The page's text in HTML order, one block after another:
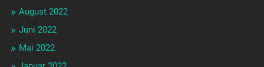
August 2022
Juni 2022
Mai 2022